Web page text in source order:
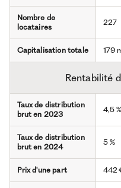
Nombre de
locataires
227
Capitalisation totale 179
Rentabilité
Taux de distribution
brut en 2023
4,5 %
Taux de distribution
brut en 2024
5 %
Prix d'une part 442